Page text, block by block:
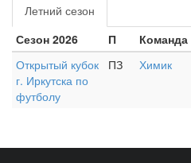
Летний сезон
Сезон 2026
П Команда
Открытый кубок
г. Иркутска по
футболу
ПЗ Химик